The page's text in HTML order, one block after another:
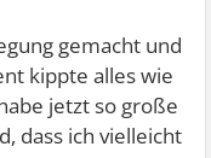
gemacht und
kippte alles wie
jetzt so große
dass ich vielleicht